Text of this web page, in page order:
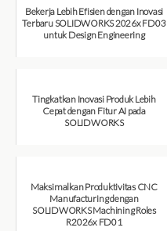
Bekerja Lebih Efisien dengan Inovasi
Terbaru SOLIDWORKS 2026x FD03
untuk Design Engineering
Tingkatkan Inovasi Produk Lebih
Cepat dengan Fitur AI pada
SOLIDWORKS
Maksimalkan Produktivitas CNC
Manufacturing dengan
SOLIDWORKS Machining Roles
R2026x FD01